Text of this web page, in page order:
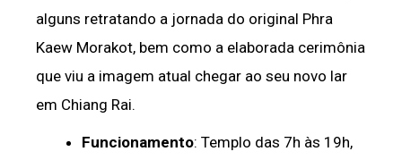
alguns retratando a jornada do original Phra
Kaew Morakot, bem como a elaborada cerimônia
que viu a imagem atual chegar ao seu novo lar
em Chiang Rai.
Funcionamento: Templo das 7h às 19h,